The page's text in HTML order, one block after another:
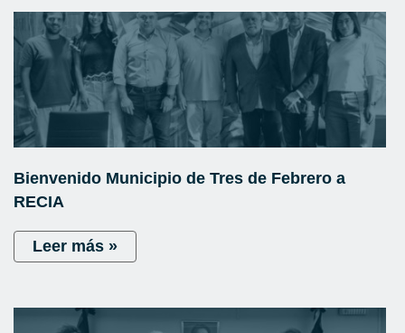
Bienvenido Municipio de Tres de Febrero a
RECIA
Leer más »